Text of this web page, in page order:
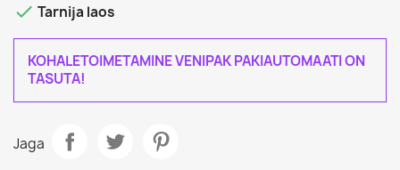
 Tarnija laos
KOHALETOIMETAMINE VENIPAK PAKIAUTOMAATI ON
TASUTA!
Jaga